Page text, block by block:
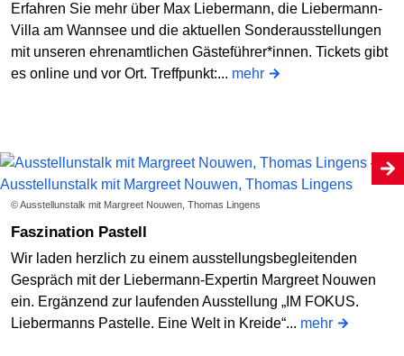
Erfahren Sie mehr über Max Liebermann, die Liebermann-
Villa am Wannsee und die aktuellen Sonderausstellungen
mit unseren ehrenamtlichen Gästeführer*innen. Tickets gibt
es online und vor Ort. Treffpunkt:... mehr
© Ausstellunstalk mit Margreet Nouwen, Thomas Lingens
Faszination Pastell
Wir laden herzlich zu einem ausstellungsbegleitenden
Gespräch mit der Liebermann-Expertin Margreet Nouwen
ein. Ergänzend zur laufenden Ausstellung „IM FOKUS.
Liebermanns Pastelle. Eine Welt in Kreide“... mehr